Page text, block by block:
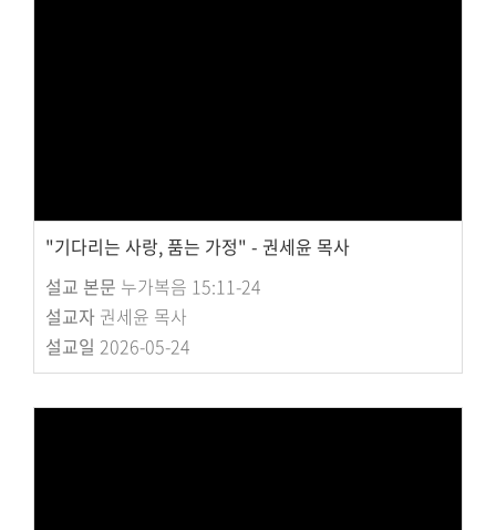
"기다리는 사랑, 품는 가정" - 권세윤 목사
설교 본문 누가복음 15:11-24
설교자 권세윤 목사
설교일 2026-05-24